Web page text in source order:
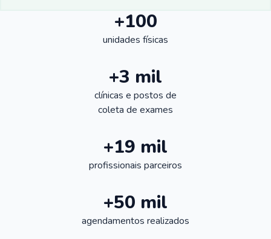
+100
unidades físicas
+3 mil
clínicas e postos de
coleta de exames
+19 mil
profissionais parceiros
+50 mil
agendamentos realizados